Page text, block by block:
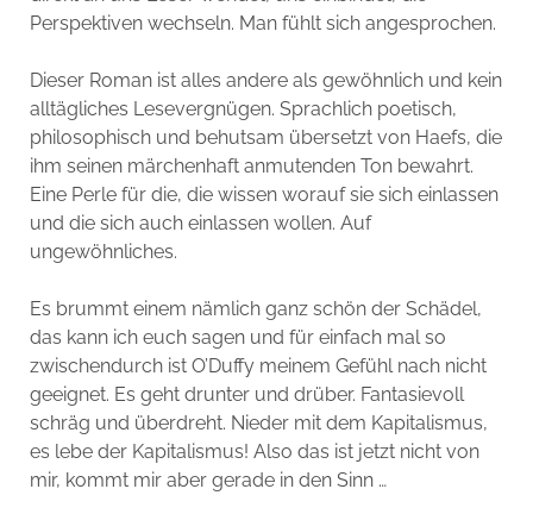
Perspektiven wechseln. Man fühlt sich angesprochen.
Dieser Roman ist alles andere als gewöhnlich und kein
alltägliches Lesevergnügen. Sprachlich poetisch,
philosophisch und behutsam übersetzt von Haefs, die
ihm seinen märchenhaft anmutenden Ton bewahrt.
Eine Perle für die, die wissen worauf sie sich einlassen
und die sich auch einlassen wollen. Auf
ungewöhnliches.
Es brummt einem nämlich ganz schön der Schädel,
das kann ich euch sagen und für einfach mal so
zwischendurch ist O’Duffy meinem Gefühl nach nicht
geeignet. Es geht drunter und drüber. Fantasievoll
schräg und überdreht. Nieder mit dem Kapitalismus,
es lebe der Kapitalismus! Also das ist jetzt nicht von
mir, kommt mir aber gerade in den Sinn …